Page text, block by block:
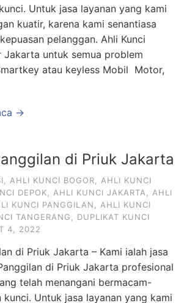
Untuk jasa layanan yang kami
kuatir, karena kami senantiasa
pelanggan. Ahli Kunci
Jakarta untuk semua problem
atau keyless Mobil Motor,
→
di Priuk Jakarta
AHLI KUNCI BOGOR
AHLI KUNCI
DEPOK AHLI KUNCI JAKARTA
AHLI
KUNCI PANGGILAN
AHLI KUNCI
TANGERANG
DUPLIKAT KUNCI
4, 2022
di Priuk Jakarta – Kami ialah jasa
di Priuk Jakarta profesional
telah menangani bermacam-
kunci. Untuk jasa layanan yang kami